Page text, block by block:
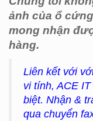
ảnh của ổ
mong nhận
hàng.
Liên kết với
vi tính, ACE
biệt. Nhận &
qua chuyển